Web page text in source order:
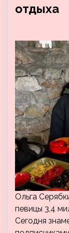
отдыха
Ольга
певицы 3,4
Сегодня